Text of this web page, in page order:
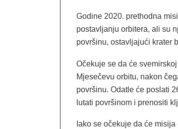
Godine 2020. prethodna
postavljanju orbitera, ali su
površinu, ostavljajući krater
Očekuje se da će
Mjesečevu orbitu, nakon
površinu. Odatle će poslati
lutati površinom i prenositi
Iako se očekuje da će